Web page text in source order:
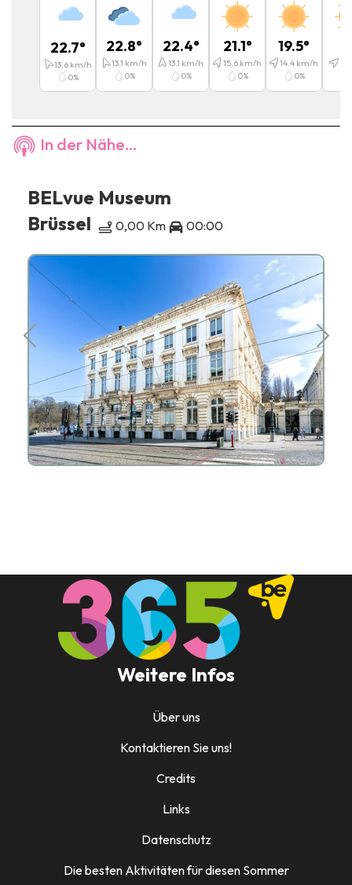
22.7°
13.6km/h
0%
22.8°
13.1 km/h
0%
22.4°
13.1 km/h
0%
21.1°
15.6 km/h
0%
19.5°
14.4 km/h
0%
In der Nähe...
BELvue Museum
Brüssel
0,00 Km 00:00
Weitere Infos
Über uns
Kontaktieren Sie uns!
Credits
Links
Datenschutz
Die besten Aktivitäten für diesen Sommer